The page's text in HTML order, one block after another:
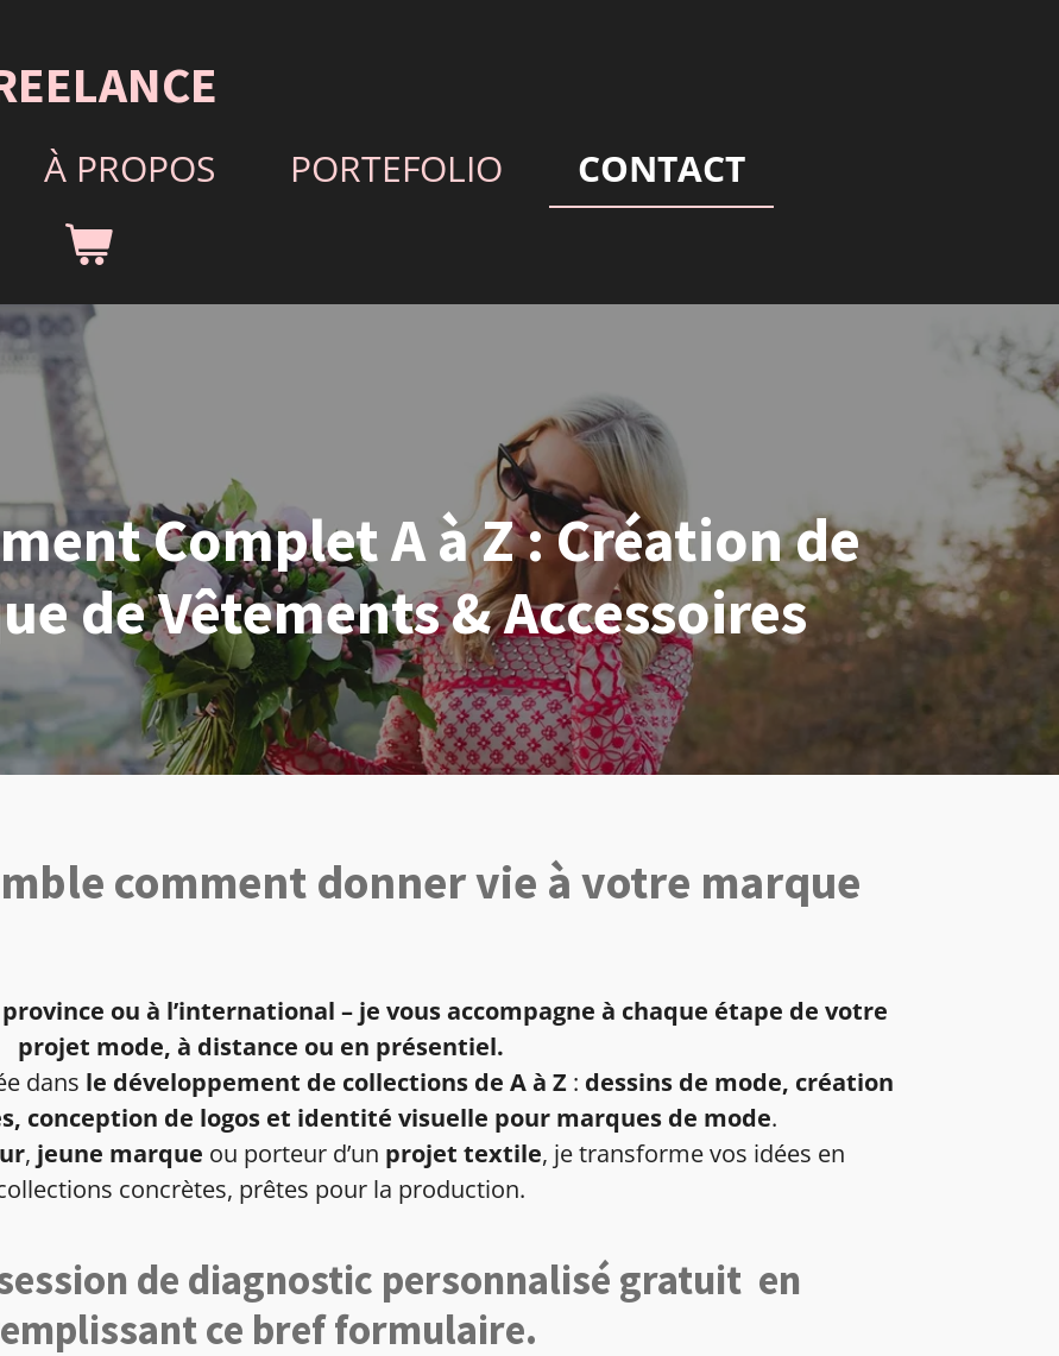
À PROPOS PORTEFOLIO
CONTACT
Complet A à Z : Création de
de Vêtements & Accessoires
comment donner vie à votre marque
ou à l’international – je vous accompagne à chaque étape de votre
projet mode, à distance ou en présentiel.
dans le développement de collections de A à Z : dessins de mode, création
conception de logos et identité visuelle pour marques de mode.
, jeune marque ou porteur d’un projet textile, je transforme vos idées en
concrètes, prêtes pour la production.
de diagnostic personnalisé gratuit en
ce bref formulaire.